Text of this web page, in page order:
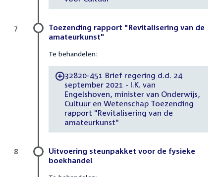
Toezending rapport "Revitalisering van de
amateurkunst"
Te behandelen:
-32820-451 Brief regering d.d. 24
september 2021 - I.K. van
Engelshoven, minister van Onderwijs,
Cultuur en Wetenschap Toezending
rapport "Revitalisering van de
amateurkunst"
7
Uitvoering steunpakket voor de fysieke
boekhandel
8